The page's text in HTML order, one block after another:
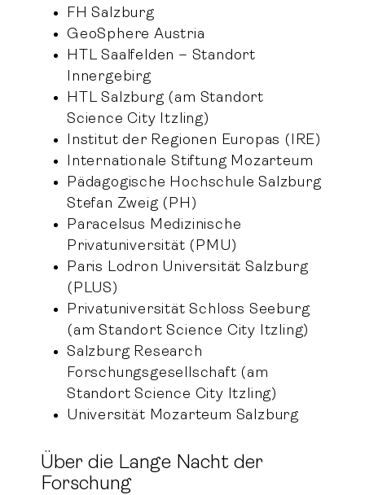
FH Salzburg
GeoSphere Austria
HTL Saalfelden – Standort
Innergebirg
HTL Salzburg (am Standort
Science City Itzling)
Institut der Regionen Europas (IRE)
Internationale Stiftung Mozarteum
Pädagogische Hochschule Salzburg
Stefan Zweig (PH)
Paracelsus Medizinische
Privatuniversität (PMU)
Paris Lodron Universität Salzburg
(PLUS)
Privatuniversität Schloss Seeburg
(am Standort Science City Itzling)
Salzburg Research
Forschungsgesellschaft (am
Standort Science City Itzling)
Universität Mozarteum Salzburg
Über die Lange Nacht der
Forschung